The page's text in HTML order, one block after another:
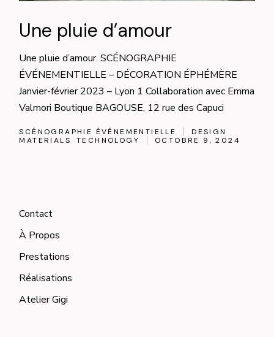
Une pluie d’amour
Une pluie d’amour. SCÉNOGRAPHIE
ÉVÉNEMENTIELLE – DÉCORATION ÉPHÉMÈRE
Janvier-février 2023 – Lyon 1 Collaboration avec Emma
Valmori Boutique BAGOUSE, 12 rue des Capuci
SCÉNOGRAPHIE ÉVÉNEMENTIELLE
DESIGN
MATERIALS
TECHNOLOGY OCTOBRE 9, 2024
Contact
À Propos
Prestations
Réalisations
Atelier Gigi